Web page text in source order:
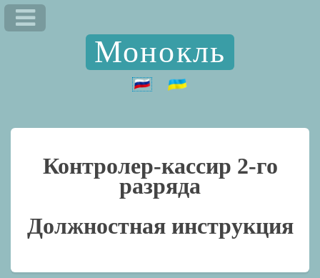
Монокль
Контролер-кассир 2-го
разряда
Должностная инструкция